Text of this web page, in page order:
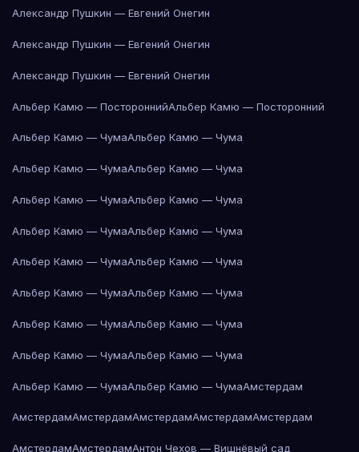
Александр Пушкин — Евгений Онегин
Александр Пушкин — Евгений Онегин
Александр Пушкин — Евгений Онегин
Альбер Камю — ПостороннийАльбер Камю — Посторонний
Альбер Камю — ЧумаАльбер Камю — Чума
Альбер Камю — ЧумаАльбер Камю — Чума
Альбер Камю — ЧумаАльбер Камю — Чума
Альбер Камю — ЧумаАльбер Камю — Чума
Альбер Камю — ЧумаАльбер Камю — Чума
Альбер Камю — ЧумаАльбер Камю — Чума
Альбер Камю — ЧумаАльбер Камю — Чума
Альбер Камю — ЧумаАльбер Камю — Чума
Альбер Камю — ЧумаАльбер Камю — ЧумаАмстердам
АмстердамАмстердамАмстердамАмстердамАмстердам
АмстердамАмстердамАнтон Чехов — Вишнёвый сад